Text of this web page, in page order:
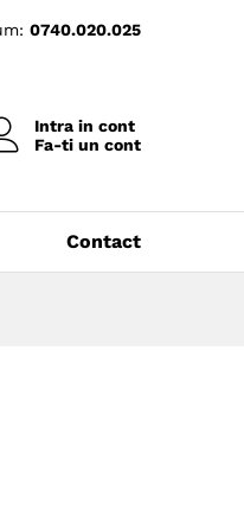
0740.020.025
Intra in cont
Fa-ti un cont
Contact